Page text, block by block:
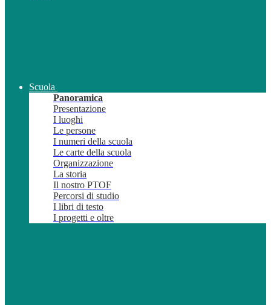
Scuola
Panoramica
Presentazione
I luoghi
Le persone
I numeri della scuola
Le carte della scuola
Organizzazione
La storia
Il nostro PTOF
Percorsi di studio
I libri di testo
I progetti e oltre